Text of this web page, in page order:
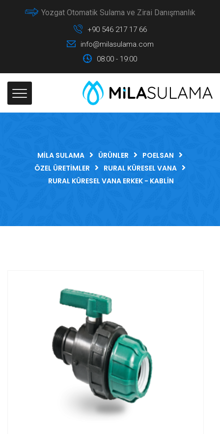
Yozgat Otomatik Sulama ve Zirai Danışmanlık
+90 546 217 17 66
info@milasulama.com
08:00 - 19:00
MILA SULAMA ÜRÜNLER
POELSAN
ÖZEL ÜRETIMLER
RURAL KÜRESEL VANA
RURAL KÜRESEL VANA ERKEK - KABLIN